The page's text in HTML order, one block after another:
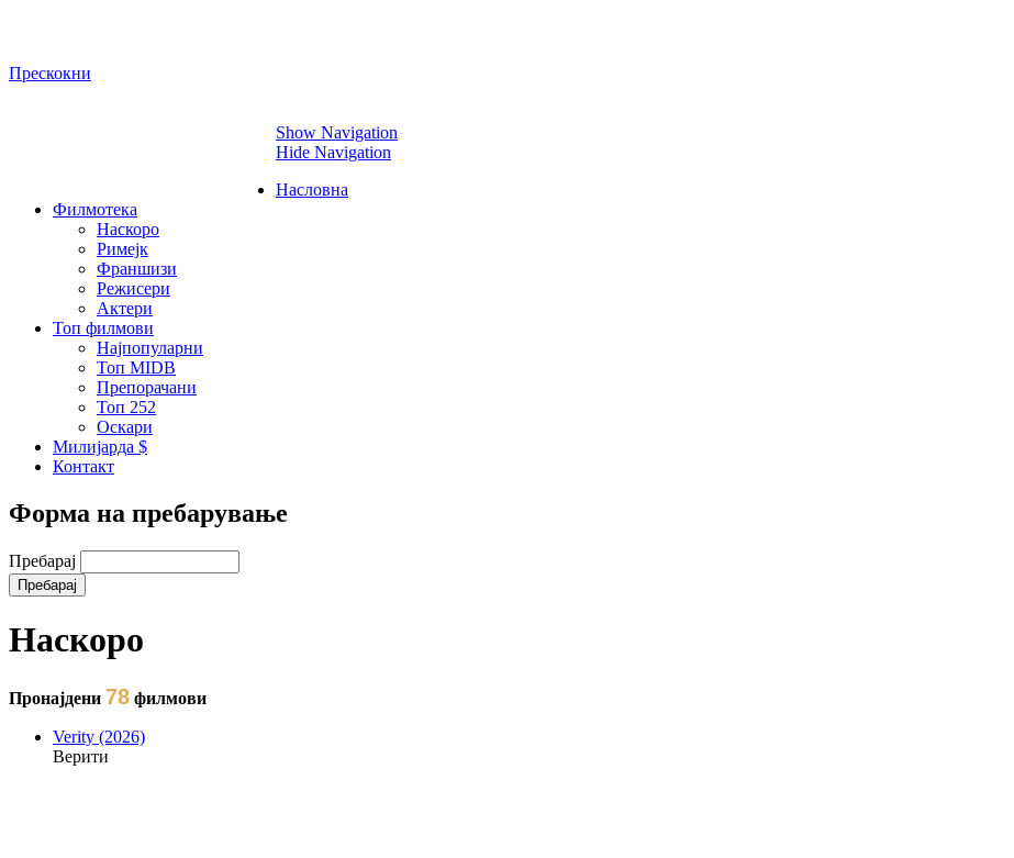
Прескокни
Show Navigation
Hide Navigation
Насловна
Филмотека
Наскоро
Римејк
Франшизи
Режисери
Актери
Топ филмови
Најпопуларни
Топ MIDB
Препорачани
Топ 252
Оскари
Милијарда $
Контакт
Форма на пребарување
Пребарај
Наскоро
Пронајдени 78 филмови
Verity (2026)
Верити